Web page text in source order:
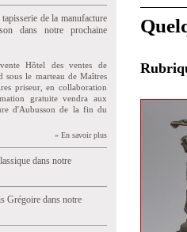
de la manufacture
dans notre prochaine
Hôtel des ventes de
sous le marteau de Maîtres
priseur, en collaboration
gratuite vendra aux
d'Aubusson de la fin du
» En savoir plus
dans notre
Grégoire dans notre